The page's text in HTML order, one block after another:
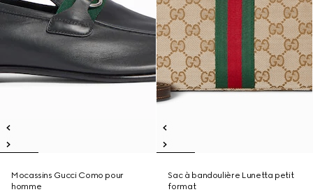
Mocassins Gucci Como pour
homme
Sac à bandoulière Lunetta petit
format